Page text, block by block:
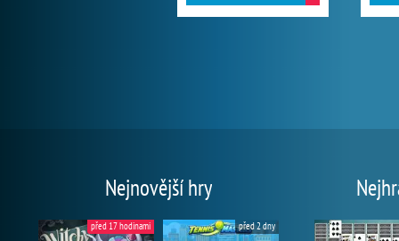
Nejnovější hry
před 17 hodinami před 2 dny